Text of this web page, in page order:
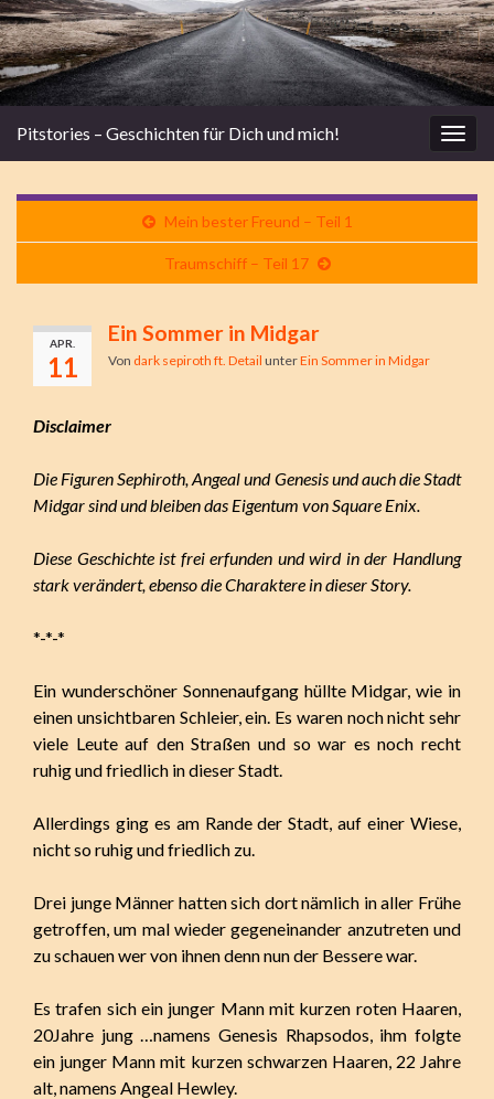
Pitstories – Geschichten für Dich und mich!
Mein bester Freund – Teil 1
Traumschiff – Teil 17
APR.
11
Ein Sommer in Midgar
Von dark sepiroth ft. Detail unterEin Sommer in Midgar
Disclaimer
Die Figuren Sephiroth, Angeal und Genesis und auch die Stadt
Midgar sind und bleiben das Eigentum von Square Enix.
Diese Geschichte ist frei erfunden und wird in der Handlung
stark verändert, ebenso die Charaktere in dieser Story.
*-*-*
Ein wunderschöner Sonnenaufgang hüllte Midgar, wie in
einen unsichtbaren Schleier, ein. Es waren noch nicht sehr
viele Leute auf den Straßen und so war es noch recht
ruhig und friedlich in dieser Stadt.
Allerdings ging es am Rande der Stadt, auf einer Wiese,
nicht so ruhig und friedlich zu.
Drei junge Männer hatten sich dort nämlich in aller Frühe
getroffen, um mal wieder gegeneinander anzutreten und
zu schauen wer von ihnen denn nun der Bessere war.
Es trafen sich ein junger Mann mit kurzen roten Haaren,
20Jahre jung …namens Genesis Rhapsodos, ihm folgte
ein junger Mann mit kurzen schwarzen Haaren, 22 Jahre
alt, namens Angeal Hewley.